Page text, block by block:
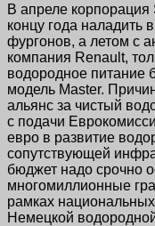
В апреле
концу года наладить
фургонов, а летом с
компания Renault,
водородное питание
модель Master.
альянс за чистый
с подачи
евро в развитие
сопутствующей
бюджет надо срочно
многомиллионные
рамках
Немецкой